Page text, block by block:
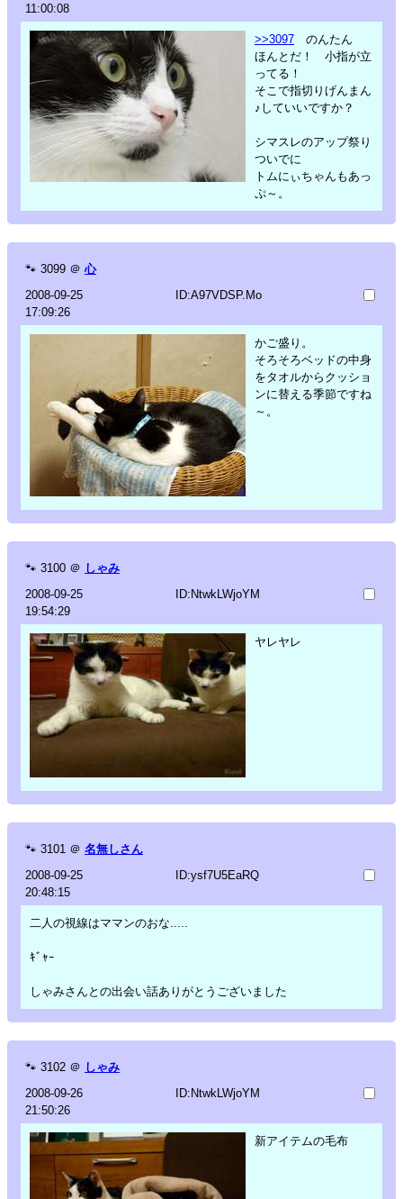
11:00:08
>>3097 のんたん
ほんとだ！ 小指が立
ってる！
そこで指切りげんまん
♪していいですか？
シマスレのアップ祭り
ついでに
トムにぃちゃんもあっ
ぷ～。
🐾 3099 ＠ 心
2008-09-25
17:09:26
ID:A97VDSP.Mo
かご盛り。
そろそろベッドの中身
をタオルからクッショ
ンに替える季節ですね
～。
🐾 3100 ＠ しゃみ
2008-09-25
19:54:29
ID:NtwkLWjoYM
ヤレヤレ
🐾 3101 ＠ 名無しさん
2008-09-25
20:48:15
ID:ysf7U5EaRQ
二人の視線はママンのおな.....
ｷﾞｬｰ
しゃみさんとの出会い話ありがとうございました
🐾 3102 ＠ しゃみ
2008-09-26
21:50:26
ID:NtwkLWjoYM
新アイテムの毛布